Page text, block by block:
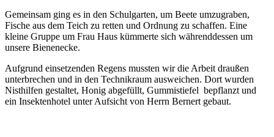
Gemeinsam ging es in den Schulgarten, um Beete umzugraben,
Fische aus dem Teich zu retten und Ordnung zu schaffen. Eine
kleine Gruppe um Frau Haus kümmerte sich währenddessen um
unsere Bienenecke.
Aufgrund einsetzenden Regens mussten wir die Arbeit draußen
unterbrechen und in den Technikraum ausweichen. Dort wurden
Nisthilfen gestaltet, Honig abgefüllt, Gummistiefel bepflanzt und
ein Insektenhotel unter Aufsicht von Herrn Bernert gebaut.